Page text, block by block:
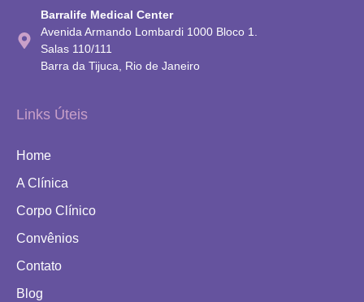
Barralife Medical Center
Avenida Armando Lombardi 1000 Bloco 1.
Salas 110/111
Barra da Tijuca, Rio de Janeiro
Links Úteis
Home
A Clínica
Corpo Clínico
Convênios
Contato
Blog